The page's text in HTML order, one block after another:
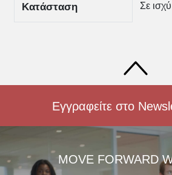
Κατάσταση Σε ισχύ
Εγγραφείτε στο
MOVE FORWARD